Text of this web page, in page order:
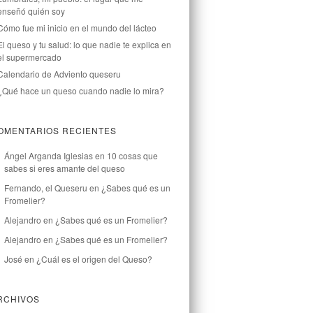
quién soy
fue mi inicio en el mundo del lácteo
queso y tu salud: lo que nadie te explica en
supermercado
de Adviento queseru
hace un queso cuando nadie lo mira?
RECIENTES
Ángel Arganda Iglesiasen 10 cosas que
sabes si eres amante del queso
Fernando, el Queseru en ¿Sabes qué es un
Fromelier?
Alejandro en ¿Sabes qué es un Fromelier?
Alejandro en ¿Sabes qué es un Fromelier?
José en ¿Cuál es el origen del Queso?